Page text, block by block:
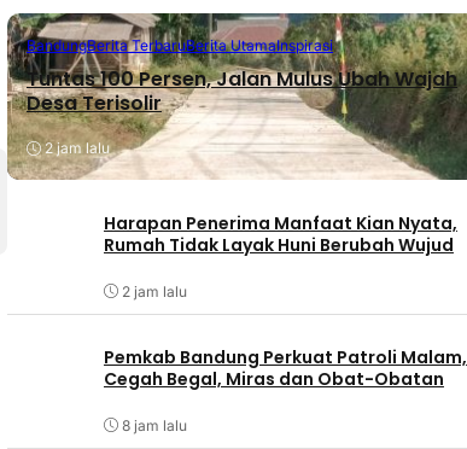
BandungBerita TerbaruBerita UtamaInspirasi
Tuntas 100 Persen, Jalan Mulus Ubah Wajah
Desa Terisolir
2 jam lalu
Harapan Penerima Manfaat Kian Nyata,
Rumah Tidak Layak Huni Berubah Wujud
2 jam lalu
Pemkab Bandung Perkuat Patroli Malam,
Cegah Begal, Miras dan Obat-Obatan
8 jam lalu